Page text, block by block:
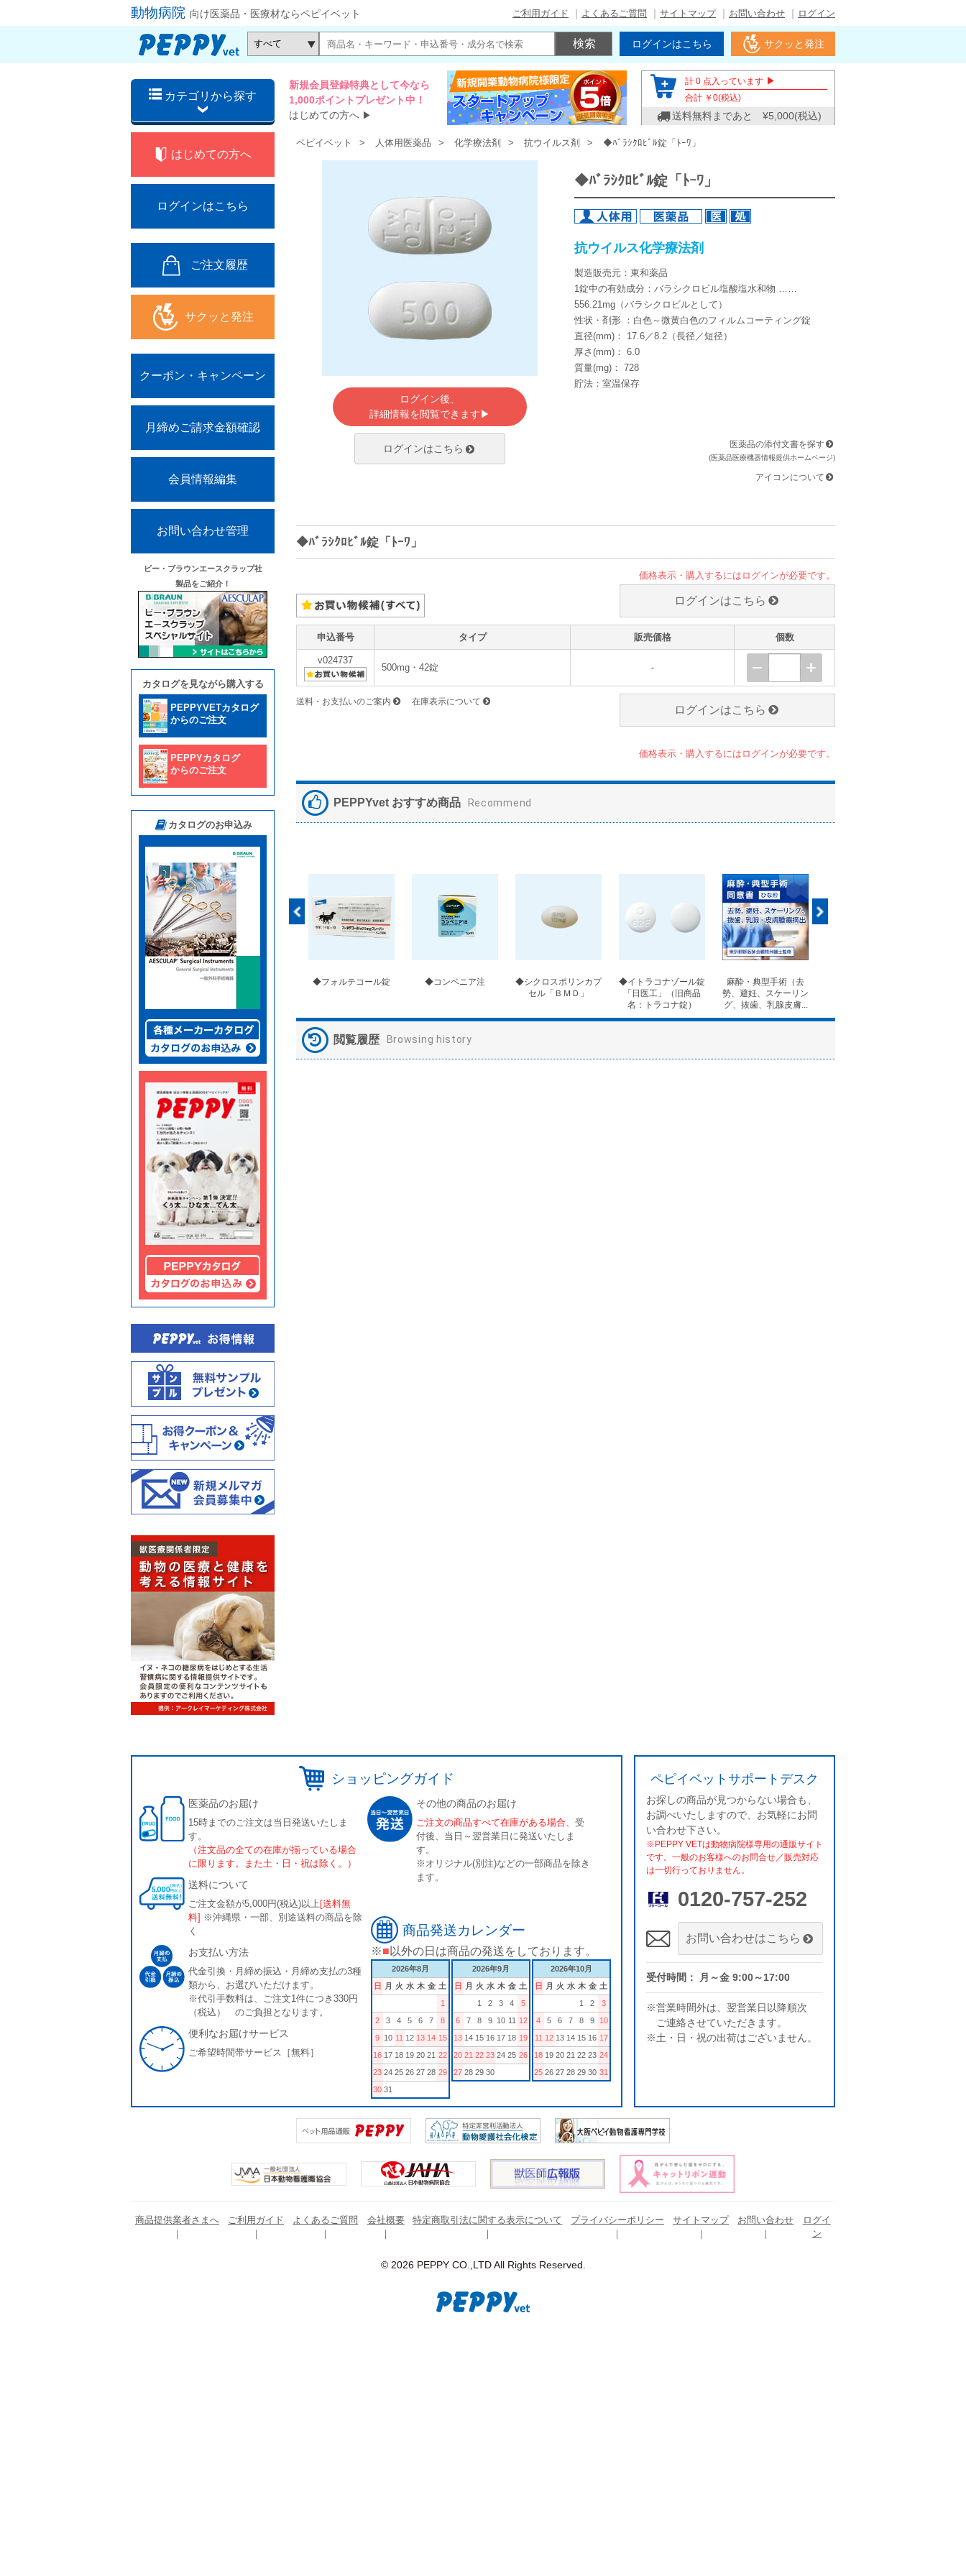
動物病院 向け医薬品・医療材ならペピイベット ご利用ガイド よくあるご質問 サイトマップ お問い合わせ ログイン
ログインはこちら サクッと発注
カテゴリから探す
新規会員登録特典として今なら
1,000ポイントプレゼント中！
はじめての方へ ▶
計 0 点入っています ▶
合計 ￥ 0(税込)
送料無料まであと ¥5,000(税込)
はじめての方へ
ログインはこちら
ご注文履歴
サクッと発注
クーポン・キャンペーン
月締めご請求金額確認
会員情報編集
お問い合わせ管理
ビー・ブラウンエースクラップ社
製品をご紹介！
カタログを見ながら購入する
PEPPYVETカタログ
からのご注文
PEPPYカタログ
からのご注文
カタログのお申込み
ペピイベット 人体用医薬品 化学療法剤 抗ウイルス剤 ◆ﾊﾞﾗｼｸﾛﾋﾞﾙ錠「ﾄｰﾜ」
ログイン後、
詳細情報を閲覧できます▶
ログインはこちら
◆ﾊﾞﾗｼｸﾛﾋﾞﾙ錠「ﾄｰﾜ」
抗ウイルス化学療法剤
製造販売元：東和薬品
1錠中の有効成分：バラシクロビル塩酸塩水和物 ……
556.21mg（バラシクロビルとして）
性状・剤形 ：白色～微黄白色のフィルムコーティング錠
直径(mm)： 17.6／8.2（長径／短径）
厚さ(mm)： 6.0
質量(mg)： 728
貯法：室温保存
医薬品の添付文書を探す
(医薬品医療機器情報提供ホームページ)
アイコンについて
◆ﾊﾞﾗｼｸﾛﾋﾞﾙ錠「ﾄｰﾜ」
価格表示・購入するにはログインが必要です。
ログインはこちら
申込番号 タイプ 販売価格 個数
v024737
500mg・42錠 -
送料・お支払いのご案内 在庫表示について
ログインはこちら
価格表示・購入するにはログインが必要です。
PEPPYvet おすすめ商品 Recommend
トップ翼状針【人体
◆フォルテコール錠 ◆コンベニア注
◆シクロスポリンカプ
セル「ＢＭＤ」
◆イトラコナゾール錠
「日医工」（旧商品
名：トラコナ錠）
麻酔・典型手術（去
勢、避妊、スケーリン
グ、抜歯、乳腺皮膚...
閲覧履歴 Browsing history
ショッピングガイド
医薬品のお届け
15時までのご注文は当日発送いたしま
す。
（注文品の全ての在庫が揃っている場合
に限ります。また土・日・祝は除く。）
送料について
ご注文金額が5,000円(税込)以上 [送料無
料] ※沖縄県・一部、別途送料の商品を除
く
お支払い方法
代金引換・月締め振込・月締め支払の3種
類から、お選びいただけます。
※代引手数料は、ご注文1件につき330円
（税込） のご負担となります。
便利なお届けサービス
ご希望時間帯サービス［無料］
その他の商品のお届け
ご注文の商品すべて在庫がある場合、 受
付後、当日～翌営業日に発送いたしま
す。
※オリジナル(別注)などの一部商品を除き
ます。
商品発送カレンダー
※■以外の日は商品の発送をしております。
2026年8月
日 月 火 水 木 金 土
1
2
3 4 5 6 7
8
9 10 11 12 13 14 15
16 17 18 19 20 21 22
23 24 25 26 27 28 29
30 31
2026年9月
日 月 火 水 木 金 土
1
2 3 4
5
6
7 8 9 10 11 12
13 14 15 16 17 18 19
20 21 22 23 24 25 26
27 28 29 30
2026年10月
日 月 火 水 木 金 土
1
2
3
4
5 6 7 8 9
10
11 12 13 14 15 16 17
18 19 20 21 22 23 24
25 26 27 28 29 30 31
ペピイベットサポートデスク
お探しの商品が見つからない場合も、
お調べいたしますので、お気軽にお問
い合わせ下さい。
※PEPPY VETは動物病院様専用の通販サイト
です。一般のお客様へのお問合せ／販売対応
は一切行っておりません。
0120-757-252
お問い合わせはこちら
受付時間： 月～金 9:00～17:00
※営業時間外は、翌営業日以降順次
ご連絡させていただきます。
※土・日・祝の出荷はございません。
商品提供業者さまへ ご利用ガイド よくあるご質問 会社概要 特定商取引法に関する表示について プライバシーポリシー サイトマップ お問い合わせ
ログイ
ン
© 2026 PEPPY CO.,LTD All Rights Reserved.